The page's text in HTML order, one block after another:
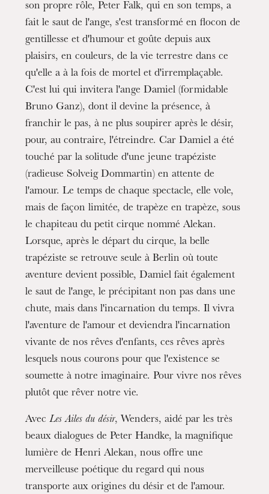
The OnR with you
House
son propre rôle, Peter Falk, qui en son temps, a
fait le saut de l'ange, s'est transformé en flocon de
gentillesse et d'humour et goûte depuis aux
plaisirs, en couleurs, de la vie terrestre dans ce
qu'elle a à la fois de mortel et d'irremplaçable.
C'est lui qui invitera l'ange Damiel (formidable
Bruno Ganz), dont il devine la présence, à
franchir le pas, à ne plus soupirer après le désir,
pour, au contraire, l'étreindre. Car Damiel a été
touché par la solitude d'une jeune trapéziste
(radieuse Solveig Dommartin) en attente de
l'amour. Le temps de chaque spectacle, elle vole,
mais de façon limitée, de trapèze en trapèze, sous
le chapiteau du petit cirque nommé Alekan.
Lorsque, après le départ du cirque, la belle
trapéziste se retrouve seule à Berlin où toute
aventure devient possible, Damiel fait également
le saut de l'ange, le précipitant non pas dans une
chute, mais dans l'incarnation du temps. Il vivra
l'aventure de l'amour et deviendra l'incarnation
vivante de nos rêves d'enfants, ces rêves après
lesquels nous courons pour que l'existence se
soumette à notre imaginaire. Pour vivre nos rêves
plutôt que rêver notre vie.
AvecLes Ailes du désir, Wenders, aidé par les très
beaux dialogues de Peter Handke, la magnifique
lumière de Henri Alekan, nous offre une
merveilleuse poétique du regard qui nous
transporte aux origines du désir et de l'amour.